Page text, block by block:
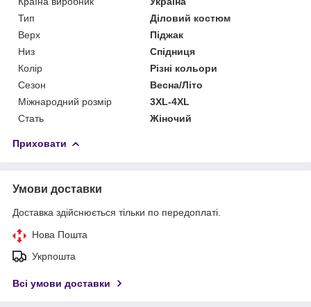
Тип
Діловий костюм
Верх
Піджак
Низ
Спідниця
Колір
Різні кольори
Сезон
Весна/Літо
Міжнародний розмір
3XL-4XL
Стать
Жіночий
Приховати
Умови доставки
Доставка здійснюється тільки по передоплаті.
Нова Пошта
Укрпошта
Всі умови доставки